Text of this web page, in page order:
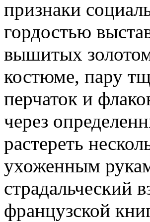
признаки
гордостью
вышитых
костюме, пару
перчаток и
через
растереть
ухоженным
страдальческий
французской